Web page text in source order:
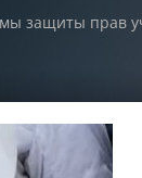
защиты прав